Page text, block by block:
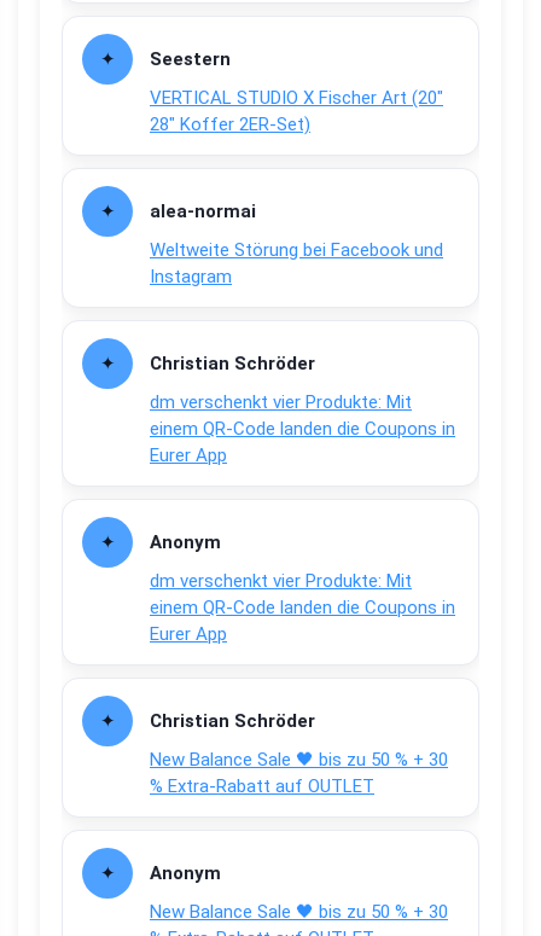
Seestern
VERTICAL STUDIO X Fischer Art (20″
28″ Koffer 2ER-Set)
alea-normai
Weltweite Störung bei Facebook und
Instagram
Christian Schröder
dm verschenkt vier Produkte: Mit
einem QR-Code landen die Coupons in
Eurer App
Anonym
dm verschenkt vier Produkte: Mit
einem QR-Code landen die Coupons in
Eurer App
Christian Schröder
New Balance Sale 🖤 bis zu 50 % + 30
% Extra-Rabatt auf OUTLET
Anonym
New Balance Sale 🖤 bis zu 50 % + 30